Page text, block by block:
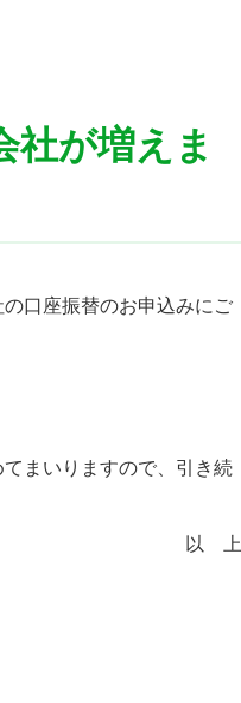
社が増えま
口座振替のお申込みにご
まいりますので、引き続
以 上